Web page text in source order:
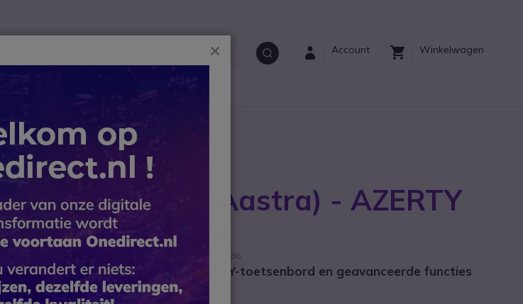
Winkelwagen
Account
Waarom Onedirect?
bestelwaarde: 300 € (excl. btw)
(Aastra) - AZERTY Toetsenbord
Mitel 5380 (Aastra) - AZERTY
Toetsenbord
SKU AA5380 // Referentie fabrikant: 20350886
Digitale telefoon met AZERTY-toetsenbord en geavanceerde functies
4.5 van 2 Reviews